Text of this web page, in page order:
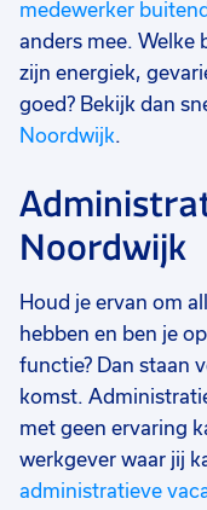
medewerker
anders mee. Welke
zijn energiek,
goed? Bekijk dan
Noordwijk.
Noordwijk
Houd je ervan om
hebben en ben je
functie? Dan staan
komst.
met geen ervaring
werkgever waar jij
administratieve